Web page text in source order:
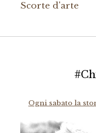
Scorte d'arte
Ogni sabato la